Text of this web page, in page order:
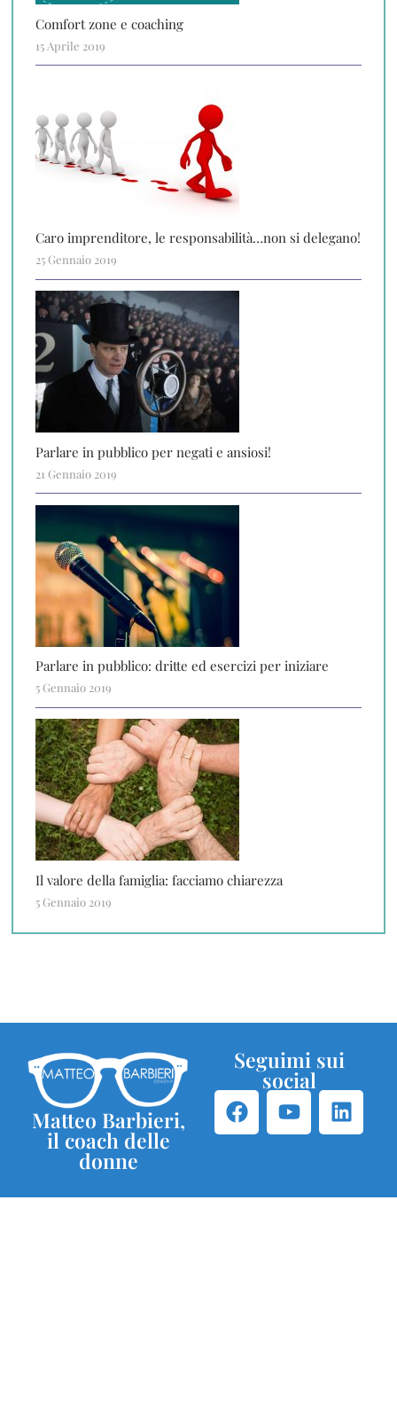
Comfort zone e coaching
15 Aprile 2019
Caro imprenditore, le responsabilità…non si delegano!
25 Gennaio 2019
Parlare in pubblico per negati e ansiosi!
21 Gennaio 2019
Parlare in pubblico: dritte ed esercizi per iniziare
5 Gennaio 2019
Il valore della famiglia: facciamo chiarezza
5 Gennaio 2019
Matteo Barbieri,
il coach delle
donne
Seguimi sui
social